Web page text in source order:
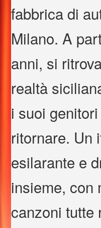
fabbrica di
Milano. A
anni, si
realtà
i suoi
ritornare. Un
esilarante e
insieme, con
canzoni tutte